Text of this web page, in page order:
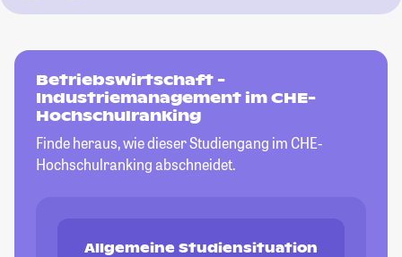
Betriebswirtschaft -
Industriemanagement im CHE-
Hochschulranking
Finde heraus, wie dieser Studiengang im CHE-
Hochschulranking abschneidet.
Allgemeine Studiensituation